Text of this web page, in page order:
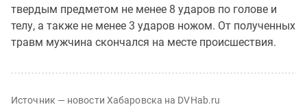
твердым предметом не менее 8 ударов по голове и
телу, а также не менее 3 ударов ножом. От полученных
травм мужчина скончался на месте происшествия.
Источник — новости Хабаровска на DVHab.ru